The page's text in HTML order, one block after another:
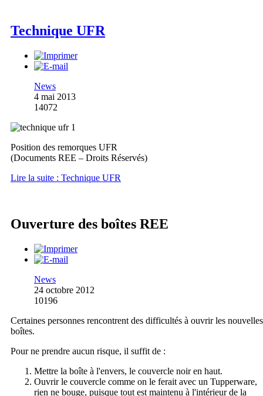
Technique UFR
News
4 mai 2013
14072
Position des remorques UFR
(Documents REE – Droits Réservés)
Lire la suite : Technique UFR
Ouverture des boîtes REE
News
24 octobre 2012
10196
Certaines personnes rencontrent des difficultés à ouvrir les nouvelles
boîtes.
Pour ne prendre aucun risque, il suffit de :
Mettre la boîte à l'envers, le couvercle noir en haut.
Ouvrir le couvercle comme on le ferait avec un Tupperware,
rien ne bouge, puisque tout est maintenu à l'intérieur de la